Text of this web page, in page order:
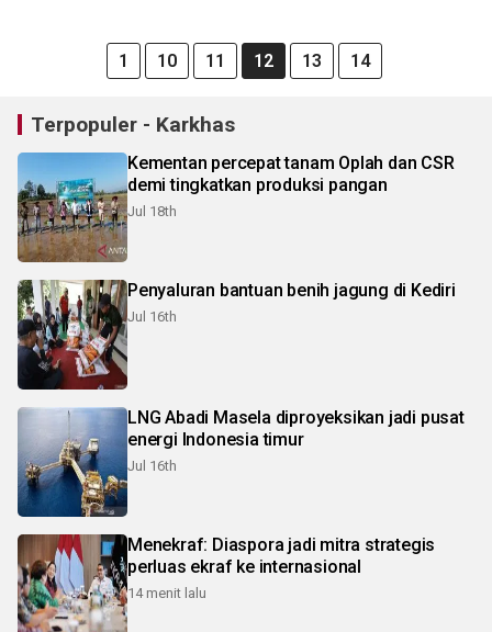
1 10 11 12 13 14
Terpopuler - Karkhas
Kementan percepat tanam Oplah dan CSR
demi tingkatkan produksi pangan
Jul 18th
Penyaluran bantuan benih jagung di Kediri
Jul 16th
LNG Abadi Masela diproyeksikan jadi pusat
energi Indonesia timur
Jul 16th
Menekraf: Diaspora jadi mitra strategis
perluas ekraf ke internasional
14 menit lalu